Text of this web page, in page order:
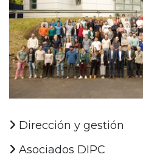
Dirección y gestión
Asociados DIPC